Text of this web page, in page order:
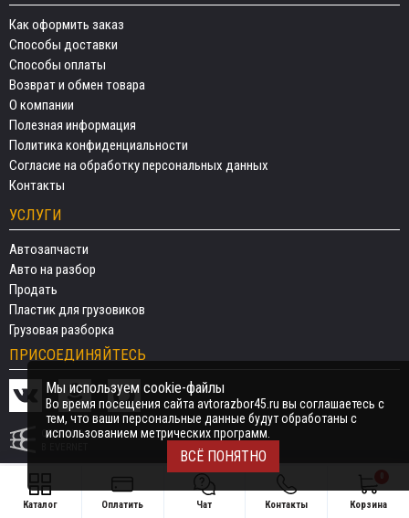
Как оформить заказ
Способы доставки
Способы оплаты
Возврат и обмен товара
О компании
Полезная информация
Политика конфиденциальности
Согласие на обработку персональных данных
Контакты
УСЛУГИ
Автозапчасти
Авто на разбор
Продать
Пластик для грузовиков
Грузовая разборка
ПРИСОЕДИНЯЙТЕСЬ
СДЕЛАНО
Каталог Оплатить Чат Контакты Корзина
Мы используем cookie-файлы
Во время посещения сайта avtorazbor45.ru вы соглашаетесь с
тем, что ваши персональные данные будут обработаны с
использованием метрических программ.
ВСЁ ПОНЯТНО